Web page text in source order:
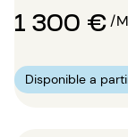
1 300 €/
Disponible a